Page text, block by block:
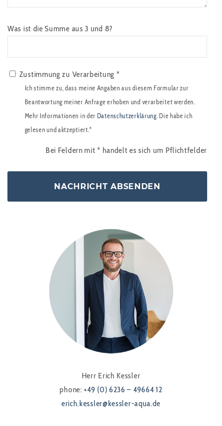
Was ist die Summe aus 3 und 8?
Zustimmung zu Verarbeitung *
Ich stimme zu, dass meine Angaben aus diesem Formular zur
Beantwortung meiner Anfrage erhoben und verarbeitet werden.
Mehr Informationen in der Datenschutzerklärung. Die habe ich
gelesen und aktzeptiert.*
Bei Feldern mit* handelt es sich um Pflichtfelder
Herr Erich Kessler
phone:+49 (0) 6236 – 49664 12
erich.kessler@kessler-aqua.de